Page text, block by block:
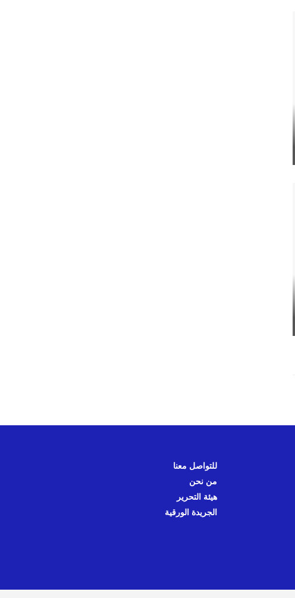
للتواصل معنا
من نحن
هيئة التحرير
الجريدة الورقية